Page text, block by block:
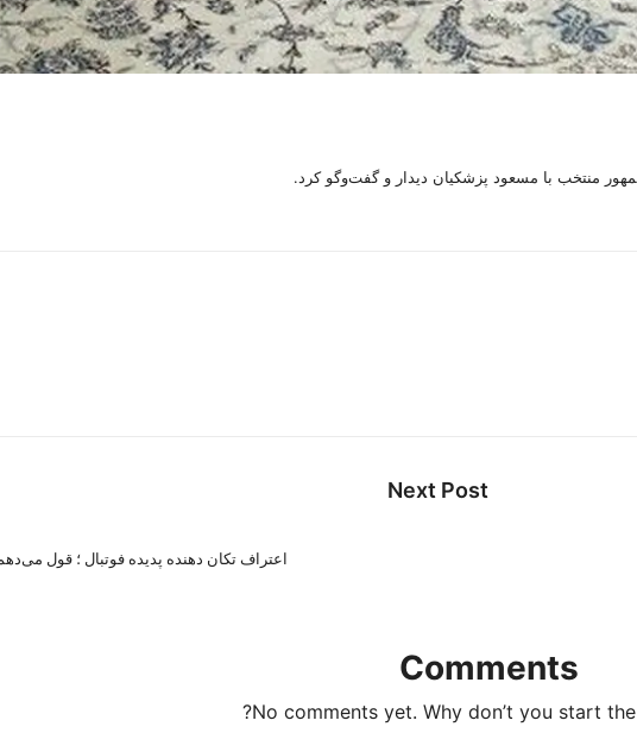
منتخب با مسعود پزشکیان دیدار و گفت‌وگو کرد.
Next Post
اعتراف تکان دهنده پدیده فوتبال ؛ قول
Comments
No comments yet. Why don’t you start the